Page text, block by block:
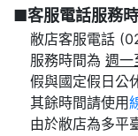
■客服電話服務
敝店客服電話
服務時間為 週一
假與國定假日公
其餘時間請使用
由於敝店為多平